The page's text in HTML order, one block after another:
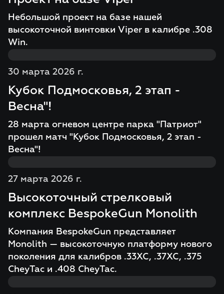
Небольшой проект на базе нашей
высокоточной винтовки Viper в калибре .308
Win.
30 марта 2026 г.
Кубок Подмосковья, 2 этап -
Весна"!
28 марта огневом центре парка "Патриот"
прошел матч "Кубок Подмосковья, 2 этап -
Весна"!
27 марта 2026 г.
Высокоточный стрелковый
комплекс BespokeGun Monolith
Компания BespokeGun представляет
Monolith — высокоточную платформу нового
поколения для калибров .33XC, .37XC, .375
CheyTac и .408 CheyTac.